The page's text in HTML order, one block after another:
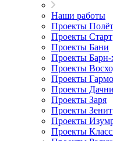
Наши работы
Проекты Полёт
Проекты Старт
Проекты Бани
Проекты Барн-
Проекты
Проекты
Проекты
Проекты Заря
Проекты Зенит
Проекты
Проекты